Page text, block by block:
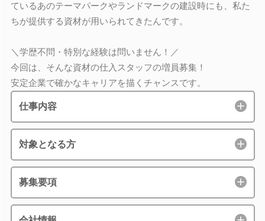
ているあのテーマパークやランドマークの建設時にも、私た
ちが提供する資材が用いられてきたんです。
＼学歴不問・特別な経験は問いません！／
今回は、そんな資材の仕入スタッフの増員募集！
安定企業で確かなキャリアを描くチャンスです。
仕事内容
対象となる方
募集要項